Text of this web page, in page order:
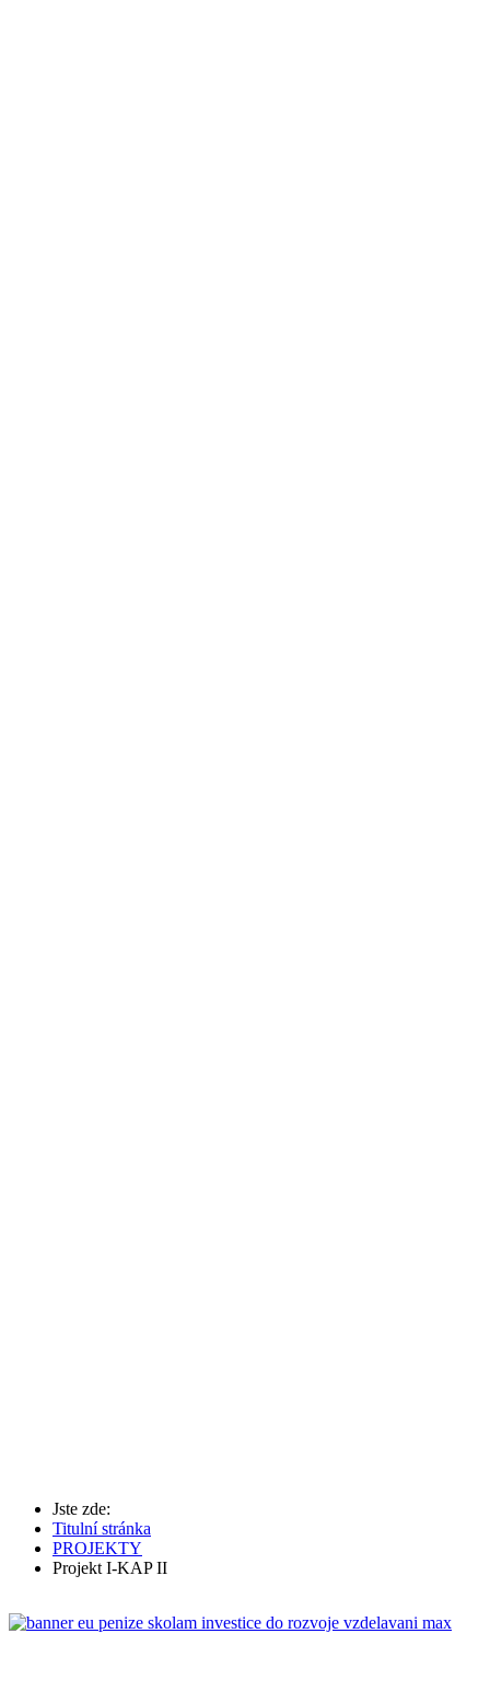
Jste zde:
Titulní stránka
PROJEKTY
Projekt I-KAP II